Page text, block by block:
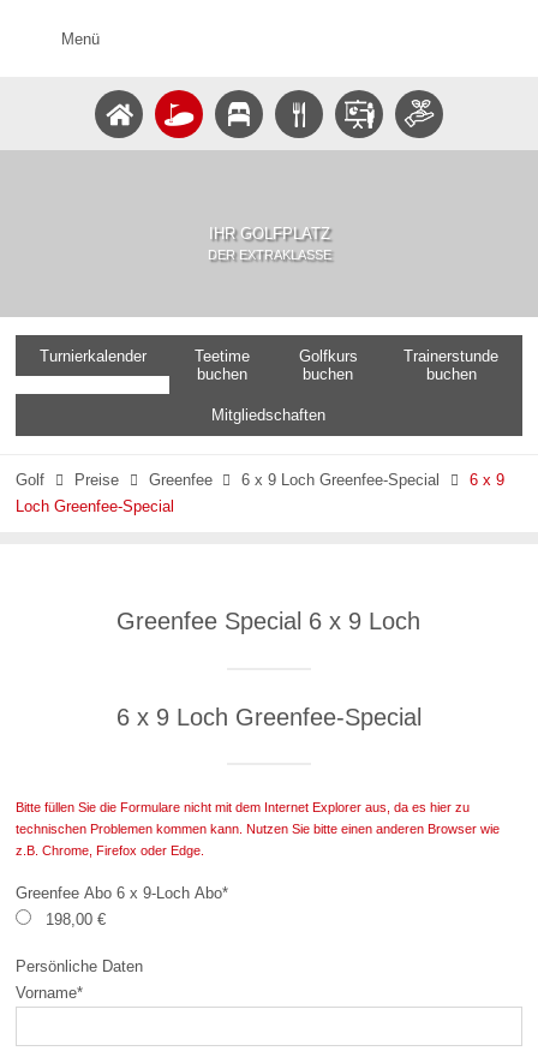
Menü
IHR GOLFPLATZ
DER EXTRAKLASSE
Turnierkalender
Teetime
buchen
Golfkurs
buchen
Trainerstunde
buchen
Mitgliedschaften
Golf  Preise  Greenfee  6 x 9 Loch Greenfee-Special 
6 x 9
Loch Greenfee-Special
Greenfee Special 6 x 9 Loch
6 x 9 Loch Greenfee-Special
Bitte füllen Sie die Formulare nicht mit dem Internet Explorer aus, da es hier zu
technischen Problemen kommen kann. Nutzen Sie bitte einen anderen Browser wie
z.B. Chrome, Firefox oder Edge.
Greenfee Abo 6 x 9-Loch Abo*
198,00 €
Persönliche Daten
Vorname*